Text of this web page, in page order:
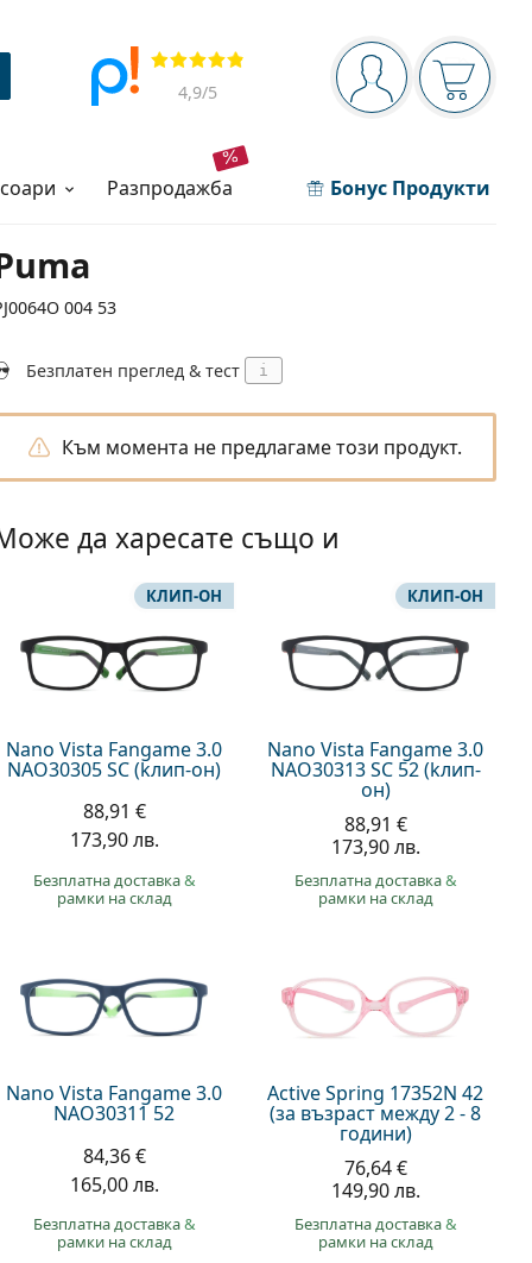
Navigation panel
Вие сте вписани
Прегледи
4,9/5
разпродажба Бонус Продукти
004 53
Безплатен преглед & тест i
Към момента не предлагаме този продукт.
да харесате също и
Nano Vista Fangame 3.0
NAO30305 SC (kлип-он)
КЛИП-ОН
88,91 €
173,90 лв.
Безплатна доставка&
рамки на склад
Nano Vista Fangame 3.0
NAO30313 SC 52 (kлип-
он)
КЛИП-ОН
88,91 €
173,90 лв.
Безплатна доставка&
рамки на склад
Nano Vista Fangame 3.0
NAO30311 52
84,36 €
165,00 лв.
Безплатна доставка&
рамки на склад
Active Spring 17352N 42
(за възраст между 2 - 8
години)
76,64 €
149,90 лв.
Безплатна доставка&
рамки на склад